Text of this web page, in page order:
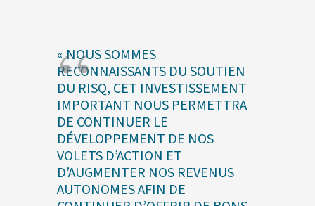
« NOUS SOMMES
RECONNAISSANTS DU SOUTIEN
DU RISQ, CET INVESTISSEMENT
IMPORTANT NOUS PERMETTRA
DE CONTINUER LE
DÉVELOPPEMENT DE NOS
VOLETS D’ACTION ET
D’AUGMENTER NOS REVENUS
AUTONOMES AFIN DE